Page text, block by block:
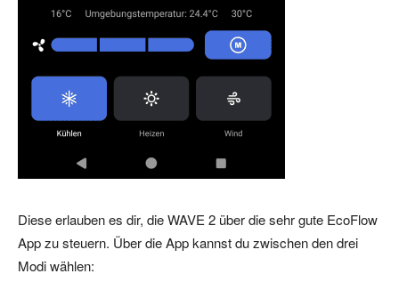
Diese erlauben es dir, die WAVE 2 über die sehr gute EcoFlow
App zu steuern. Über die App kannst du zwischen den drei
Modi wählen: